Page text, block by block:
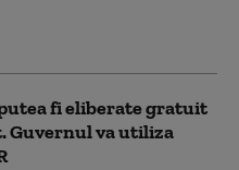
fi eliberate gratuit
Guvernul va utiliza